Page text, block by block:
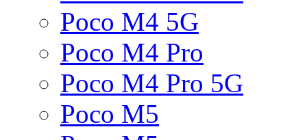
Poco M4 5G
Poco M4 Pro
Poco M4 Pro 5G
Poco M5